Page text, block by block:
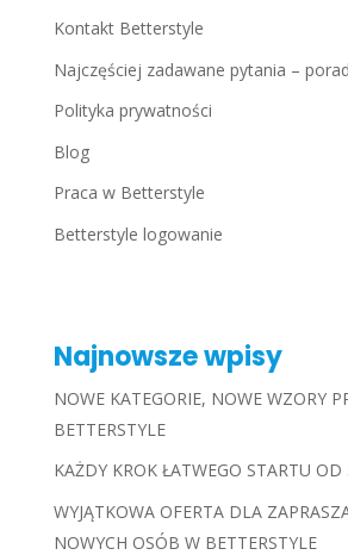
Kontakt Betterstyle
Najczęściej zadawane pytania –
Polityka prywatności
Blog
Praca w Betterstyle
Betterstyle logowanie
Najnowsze wpisy
NOWE KATEGORIE, NOWE WZORY
BETTERSTYLE
KAŻDY KROK ŁATWEGO STARTU OD
WYJĄTKOWA OFERTA DLA
NOWYCH OSÓB W BETTERSTYLE